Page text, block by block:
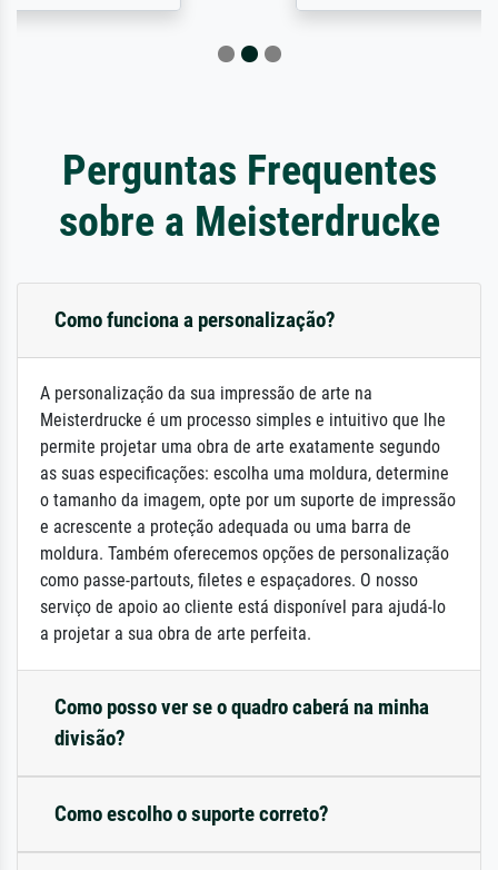
Perguntas Frequentes
sobre a Meisterdrucke
Como funciona a personalização?
A personalização da sua impressão de arte na
Meisterdrucke é um processo simples e intuitivo que lhe
permite projetar uma obra de arte exatamente segundo
as suas especificações: escolha uma moldura, determine
o tamanho da imagem, opte por um suporte de impressão
e acrescente a proteção adequada ou uma barra de
moldura. Também oferecemos opções de personalização
como passe-partouts, filetes e espaçadores. O nosso
serviço de apoio ao cliente está disponível para ajudá-lo
a projetar a sua obra de arte perfeita.
Como posso ver se o quadro caberá na minha
divisão?
Como escolho o suporte correto?